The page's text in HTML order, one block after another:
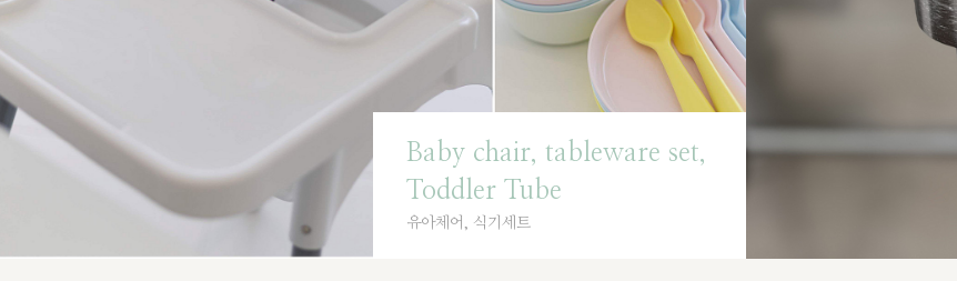
Baby chair, tableware set,
Toddler Tube
유아체어, 식기세트